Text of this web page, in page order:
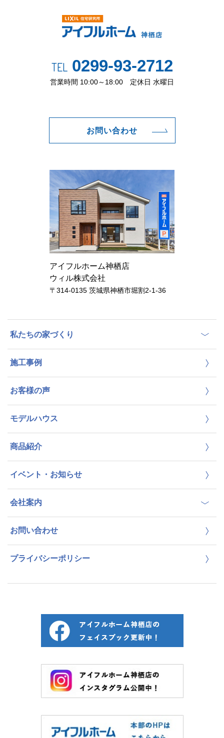
TEL0299-93-2712
営業時間 10:00～18:00 定休日 水曜日
お問い合わせ
アイフルホーム神栖店
ウィル株式会社
〒314-0135 茨城県神栖市堀割2-1-36
私たちの家づくり
施工事例
お客様の声
モデルハウス
商品紹介
イベント・お知らせ
会社案内
お問い合わせ
プライバシーポリシー